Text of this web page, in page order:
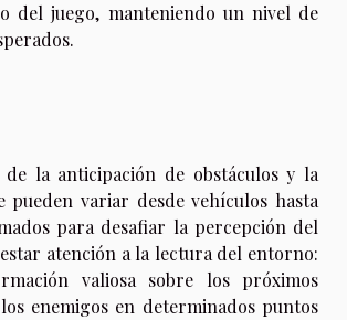
del juego, manteniendo un nivel de
la anticipación de obstáculos y la
variar desde vehículos hasta
para desafiar la percepción del
atención a la lectura del entorno:
valiosa sobre los próximos
enemigos en determinados puntos